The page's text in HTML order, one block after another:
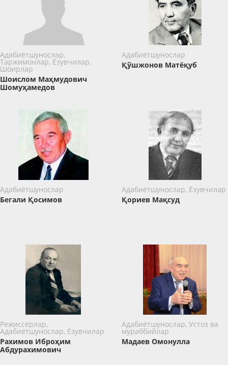
Адабиётшунослар,
Таржимонлар, Ёзувчилар,
Шоирлар
Шоислом Маҳмудович
Шомуҳамедов
Адабиётшунослар
Қўшжонов Матёқуб
Адабиётшунослар
Бегали Қосимов
Адабиётшунослар, Ёзувчилар
Қориев Мақсуд
Режиссёрлар,
Адабиётшунослар, Ёзувчилар
Рахимов Иброҳим
Абдурахимович
Адабиётшунослар, Устоз ва
мураббийлар
Мадаев Омонулла